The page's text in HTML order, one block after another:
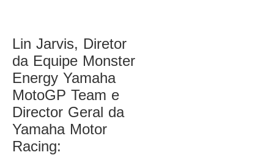
Lin Jarvis, Diretor
da Equipe Monster
Energy Yamaha
MotoGP Team e
Director Geral da
Yamaha Motor
Racing: